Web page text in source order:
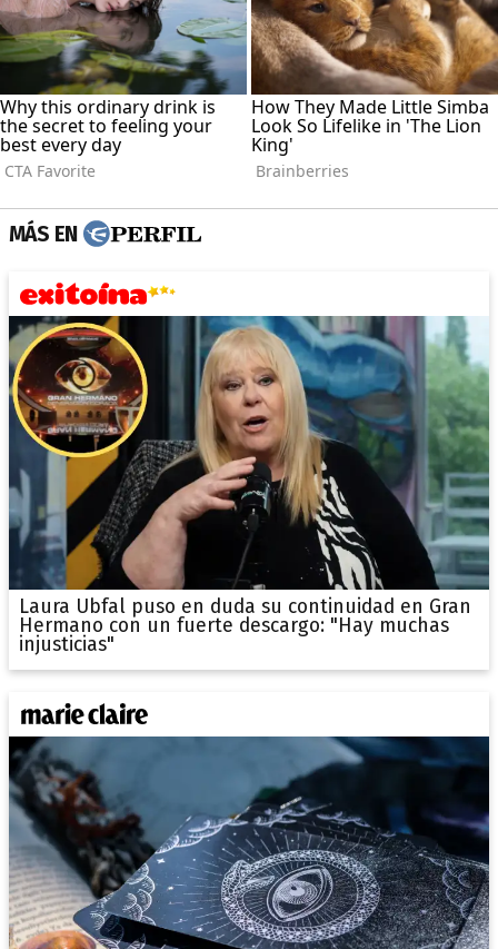
MÁS EN
Laura Ubfal puso en duda su continuidad en Gran
Hermano con un fuerte descargo: "Hay muchas
injusticias"